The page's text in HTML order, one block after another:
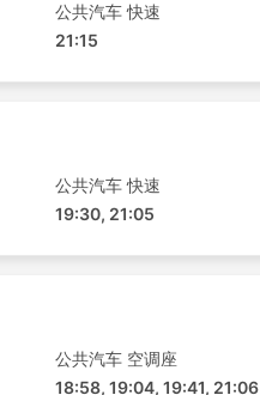
公共汽车 快速
21:15
公共汽车 快速
19:30, 21:05
公共汽车 空调座
18:58, 19:04, 19:41, 21:06